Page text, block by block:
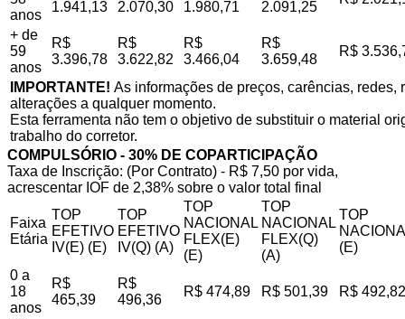
anos
1.941,13
2.070,30
1.980,71
2.091,25
+ de
59
anos
R$
3.396,78
R$
3.622,82
R$
3.466,04
R$
3.659,48
R$
IMPORTANTE! As informações de preços, carências,
alterações a qualquer momento.
Esta ferramenta não tem o objetivo de substituir o material
trabalho do corretor.
COMPULSÓRIO - 30% DE COPARTICIPAÇÃO
Taxa de Inscrição: (Por Contrato) - R$ 7,50 por vida,
acrescentar IOF de 2,38% sobre o valor total final
Faixa
Etária
TOP
EFETIVO
IV(E) (E)
TOP
EFETIVO
IV(Q) (A)
TOP
NACIONAL
FLEX(E)
(E)
TOP
NACIONAL
FLEX(Q)
(A)
TOP
(E)
0 a
18
anos
R$
465,39
R$
496,36
R$ 474,89 R$ 501,39 R$ 492,82